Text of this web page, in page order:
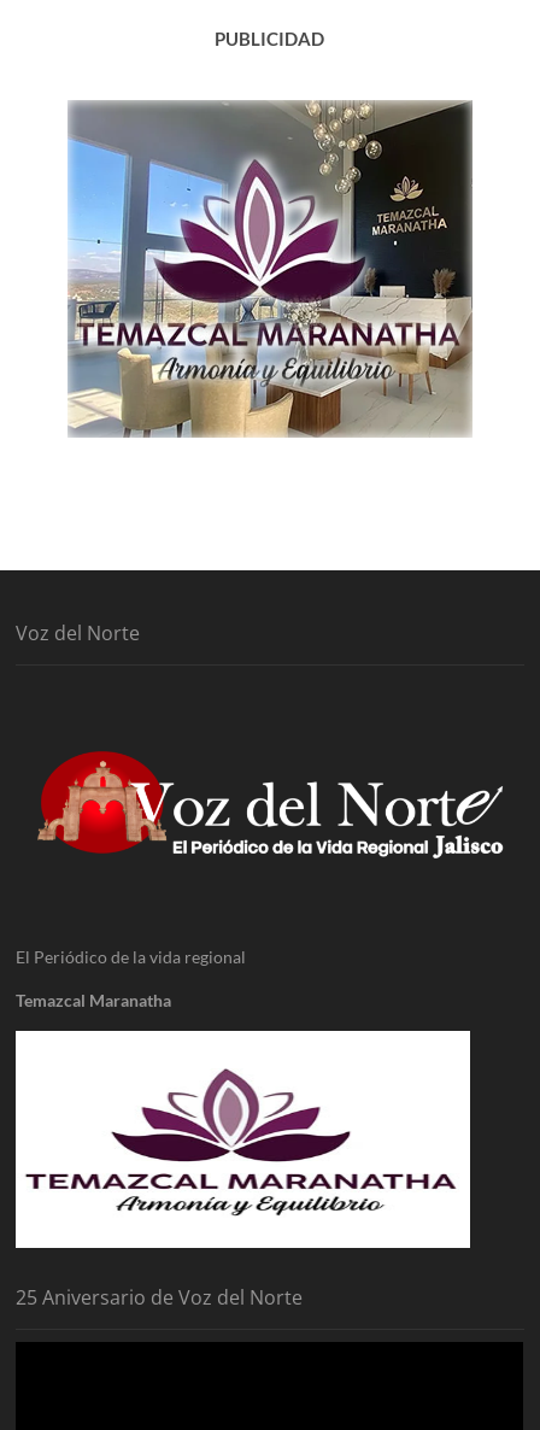
PUBLICIDAD
Voz del Norte
El Periódico de la vida regional
Temazcal Maranatha
25 Aniversario de Voz del Norte